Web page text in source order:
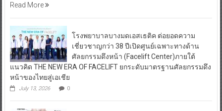
Read More
โรงพยาบาลบางมดเอสเธติค ต่อยอดความ
เชี่ยวชาญกว่า 38 ปีเปิดศูนย์เฉพาะทางด้าน
ศัลยกรรมดึงหน้า (Facelift Center)ภายใต้
แนวคิด THE NEW ERA OF FACELIFT ยกระดับมาตรฐานศัลยกรรมดึง
หน้าของไทยสู่เอเชีย
July 13, 2026 0